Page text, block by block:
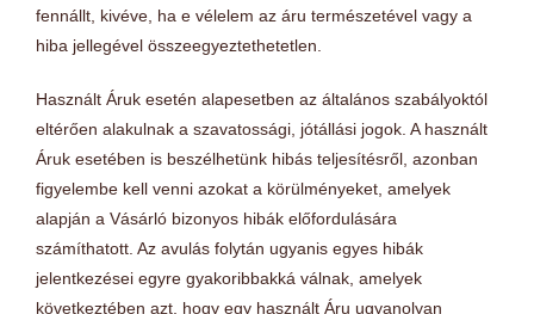
fennállt, kivéve, ha e vélelem az áru természetével vagy a
hiba jellegével összeegyeztethetetlen.
Használt Áruk esetén alapesetben az általános szabályoktól
eltérően alakulnak a szavatossági, jótállási jogok. A használt
Áruk esetében is beszélhetünk hibás teljesítésről, azonban
figyelembe kell venni azokat a körülményeket, amelyek
alapján a Vásárló bizonyos hibák előfordulására
számíthatott. Az avulás folytán ugyanis egyes hibák
jelentkezései egyre gyakoribbakká válnak, amelyek
következtében azt, hogy egy használt Áru ugyanolyan